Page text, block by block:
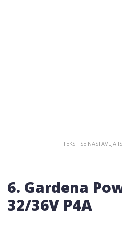
6. Gardena
32/36V P4A